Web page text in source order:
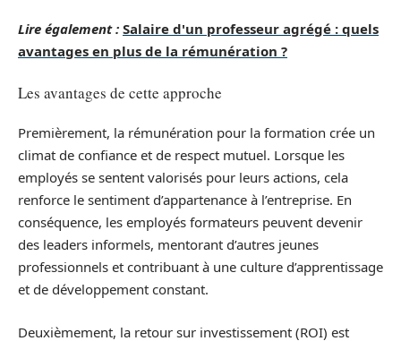
Lire également : Salaire d'un professeur agrégé : quels
avantages en plus de la rémunération ?
Les avantages de cette approche
Premièrement, la rémunération pour la formation crée un
climat de confiance et de respect mutuel. Lorsque les
employés se sentent valorisés pour leurs actions, cela
renforce le sentiment d’appartenance à l’entreprise. En
conséquence, les employés formateurs peuvent devenir
des leaders informels, mentorant d’autres jeunes
professionnels et contribuant à une culture d’apprentissage
et de développement constant.
Deuxièmement, la retour sur investissement (ROI) est